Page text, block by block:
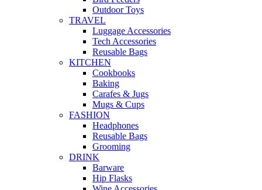
Outdoor Toys
TRAVEL
Luggage Accessories
Tech Accessories
Reusable Bags
KITCHEN
Cookbooks
Baking
Carafes & Jugs
Mugs & Cups
FASHION
Headphones
Reusable Bags
Grooming
DRINK
Barware
Hip Flasks